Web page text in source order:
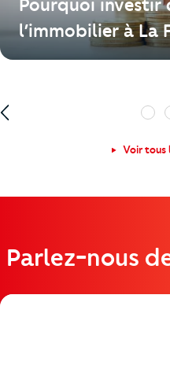
Pourquoi investir
l’immobilier à La
1 2
Voir tous
Parlez-nous